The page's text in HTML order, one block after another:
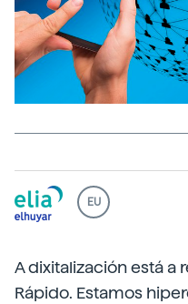
EU
A dixitalización está a
Rápido. Estamos